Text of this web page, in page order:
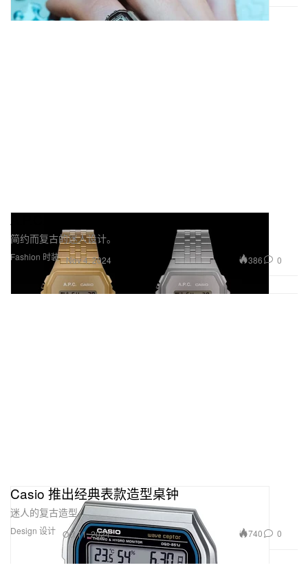
Fashion 时装
A.P.C. 携手 Casio 推出全新联名系列表款
简约而复古的迷人设计。
Nov 4, 2024 386 0
Design 设计
Casio 推出经典表款造型桌钟
迷人的复古造型。
Oct 11, 2024 740 0